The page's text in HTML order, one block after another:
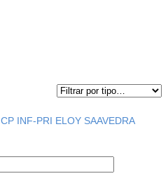
CP INF-PRI ELOY SAAVEDRA